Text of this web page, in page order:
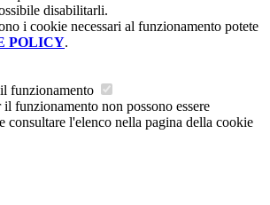
disabilitarli.
i cookie necessari al funzionamento potete
POLICY.
funzionamento
funzionamento non possono essere
consultare l'elenco nella pagina della cookie